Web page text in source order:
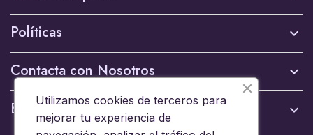
Políticas 
Contacta con Nosotros 
Boletín 
Utilizamos cookies de terceros para
mejorar tu experiencia de